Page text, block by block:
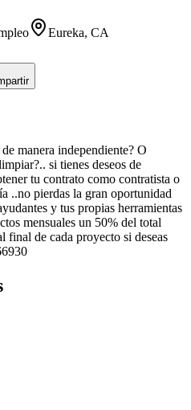
Eureka, CA
manera independiente? O
si tienes deseos de
tu contrato como contratista o
..no pierdas la gran oportunidad
y tus propias herramientas
mensuales un 50% del total
final de cada proyecto si deseas